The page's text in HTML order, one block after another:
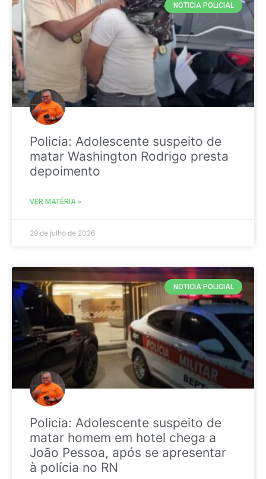
NOTICIA POLICIAL
Policia: Adolescente suspeito de
matar Washington Rodrigo presta
depoimento
VER MATÉRIA »
29 de julho de 2026
NOTICIA POLICIAL
Policia: Adolescente suspeito de
matar homem em hotel chega a
João Pessoa, após se apresentar
à polícia no RN